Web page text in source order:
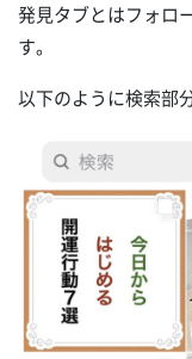
発見タブとはフォロ
す。
以下のように検索部